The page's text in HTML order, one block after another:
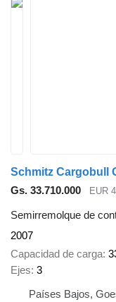
Gs. 33.710.000 EUR
Semirremolque de
2007
Capacidad de carga
Ejes 3
Países Bajos,